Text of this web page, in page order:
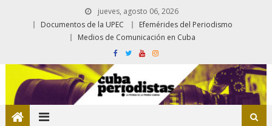
jueves, agosto 06, 2026
Documentos de la UPEC
Efemérides del Periodismo
Medios de Comunicación en Cuba